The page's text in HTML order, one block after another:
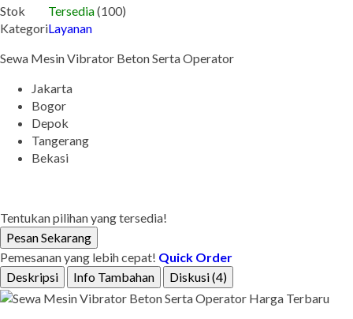
Stok
Tersedia(100)
KategoriLayanan
Sewa Mesin Vibrator Beton Serta Operator
Jakarta
Bogor
Depok
Tangerang
Bekasi
Tentukan pilihan yang tersedia!
Pesan Sekarang
Pemesanan yang lebih cepat! Quick Order
Deskripsi
Info Tambahan Diskusi (4)